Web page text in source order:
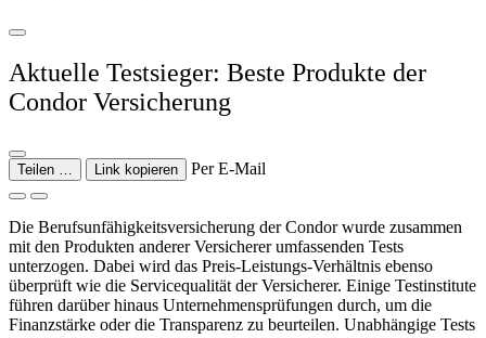
Aktuelle Testsieger: Beste Produkte der
Condor Versicherung
Teilen … Link kopieren Per E-Mail
Die Berufsunfähigkeitsversicherung der Condor wurde zusammen
mit den Produkten anderer Versicherer umfassenden Tests
unterzogen. Dabei wird das Preis-Leistungs-Verhältnis ebenso
überprüft wie die Servicequalität der Versicherer. Einige Testinstitute
führen darüber hinaus Unternehmensprüfungen durch, um die
Finanzstärke oder die Transparenz zu beurteilen. Unabhängige Tests